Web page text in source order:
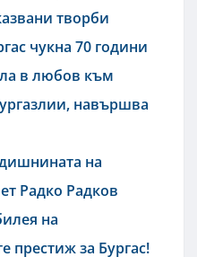
творби
чукна 70 години
в любов към
навършва
на
Радко Радков
на
престиж за Бургас!